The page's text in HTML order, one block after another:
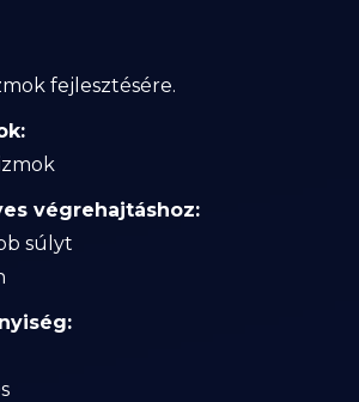
fejlesztésére.
végrehajtáshoz:
súlyt